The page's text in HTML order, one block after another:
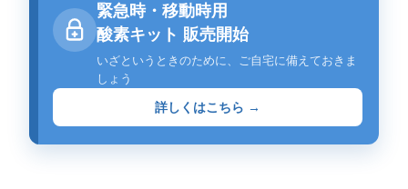
緊急時・移動時用
酸素キット 販売開始
いざというときのために、ご自宅に備えておきま
しょう
詳しくはこちら →